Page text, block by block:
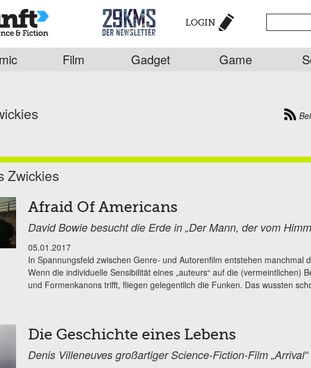
LOGIN
Film Gadget Game
Zwickies
Afraid Of Americans
David Bowie besucht die Erde in „Der Mann, der vom
05.01.2017
In Spannungsfeld zwischen Genre- und Autorenfilm entstehen manchmal
Wenn die individuelle Sensibilität eines „auteurs“ auf die (vermeintlichen)
und Formenkanons trifft, fliegen gelegentlich die Funken. Das wussten
Die Geschichte eines Lebens
Denis Villeneuves großartiger Science-Fiction-Film „Arrival“